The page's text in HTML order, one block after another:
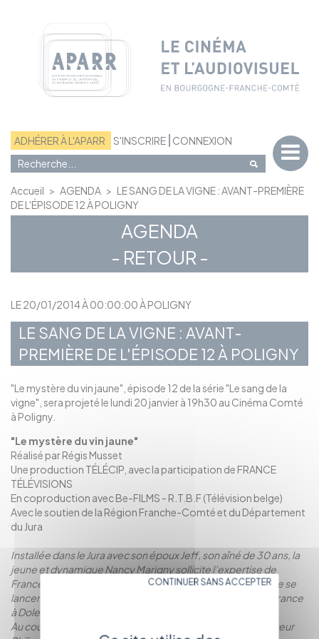
ADHÉRER À L'APARR S'INSCRIRE CONNEXION
Accueil > AGENDA > LE SANG DE LA VIGNE : AVANT-PREMIÈRE
DE L'ÉPISODE 12 À POLIGNY
AGENDA
- RETOUR -
LE 20/01/2014 À 00:00:00 À POLIGNY
LE SANG DE LA VIGNE : AVANT-
PREMIÈRE DE L'ÉPISODE 12 À POLIGNY
"Le mystère du vin jaune", épisode 12 de la série "Le sang de la
vigne", sera projeté le lundi 20 janvier à 19h30 au Cinéma Comté
à Poligny.
"Le mystère du vin jaune"
Réalisé par Régis Musset
Une production TÉLÉCIP, avec la participation de FRANCE
TÉLÉVISIONS
En coproduction avec Be-FILMS - R.T.B.F (Télévision belge)
Avec le soutien de la Région Franche-Comté et du Département
du Jura
Installée dans le Jura avec son époux Jeff, son aîné de 30 ans, la
jeune et dynamique Nancy Marigny sollicite l’expertise de
France qu’elle a rencontrée dans un salon vinicole, avant de se
lancer dans le commerce du vin. Benjamin accompagne France
à Dole.
Au cours d’une dégustation chez Lauvermont S.A, le Directeur
CONTINUER SANS ACCEPTER